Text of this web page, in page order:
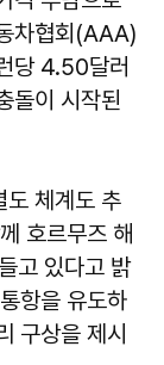
차협회(AAA)
당 4.50달러
돌이 시작된
도 체계도 추
호르무즈 해
고 있다고 밝
항을 유도하
구상을 제시